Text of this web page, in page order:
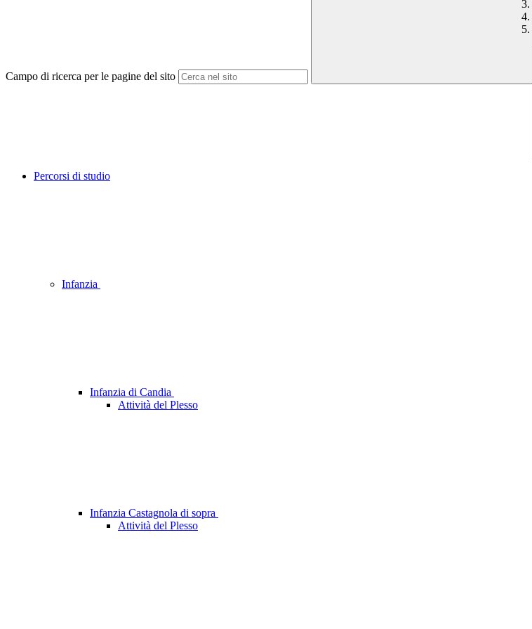
Campo di ricerca per le pagine del sito
Percorsi di studio
Infanzia
Infanzia di Candia
Attività del Plesso
Infanzia Castagnola di sopra
Attività del Plesso